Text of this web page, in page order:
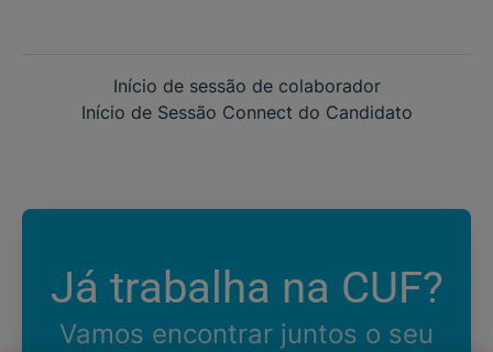
Início de sessão de colaborador
Início de Sessão Connect do Candidato
Já trabalha na CUF?
Vamos encontrar juntos o seu